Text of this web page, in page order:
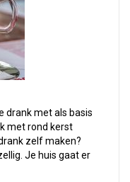
drank met als basis
met rond kerst
zelf maken?
Je huis gaat er